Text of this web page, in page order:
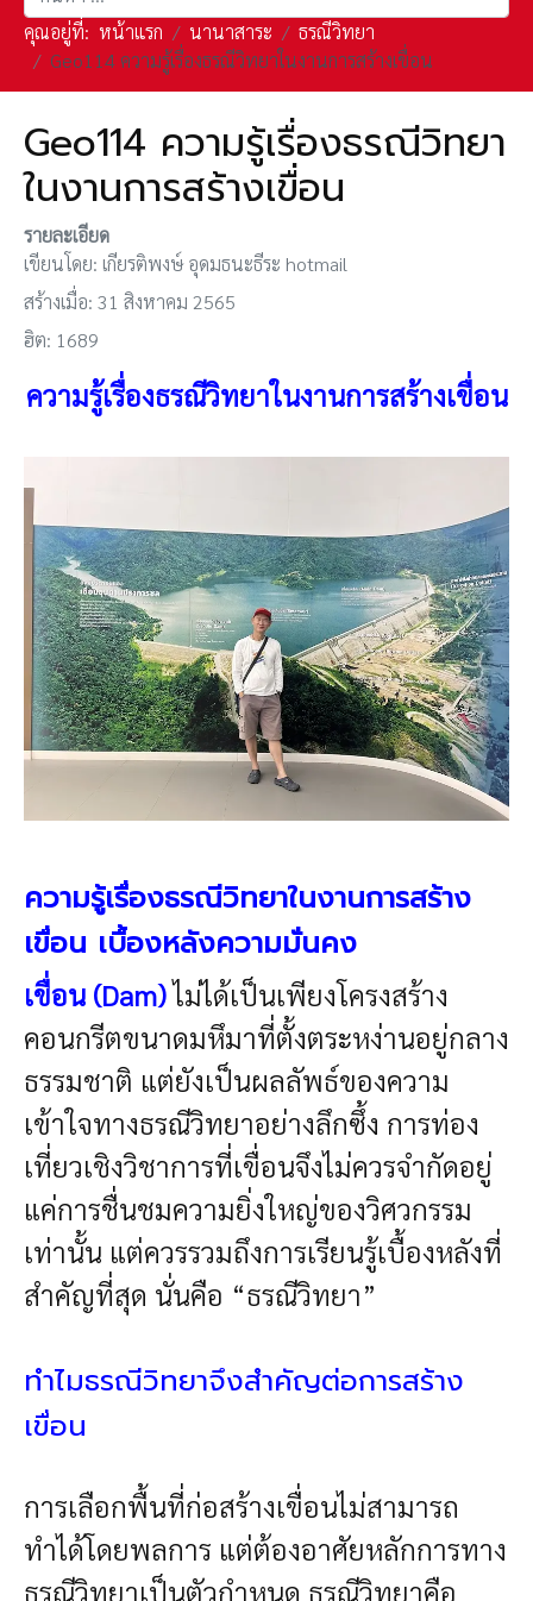
คุณอยู่ที่: หน้าแรก นานาสาระ
ธรณีวิทยา
Geo114 ความรู้เรื่องธรณีวิทยาในงานการสร้างเขื่อน
Geo114 ความรู้เรื่องธรณีวิทยา
ในงานการสร้างเขื่อน
รายละเอียด
เขียนโดย: เกียรติพงษ์ อุดมธนะธีระ hotmail
สร้างเมื่อ: 31 สิงหาคม 2565
ฮิต: 1689
ความรู้เรื่องธรณีวิทยาในงานการสร้างเขื่อน
ความรู้เรื่องธรณีวิทยาในงานการสร้าง
เขื่อน เบื้องหลังความมั่นคง
เขื่อน (Dam)ไม่ได้เป็นเพียงโครงสร้าง
คอนกรีตขนาดมหึมาที่ตั้งตระหง่านอยู่กลาง
ธรรมชาติ แต่ยังเป็นผลลัพธ์ของความ
เข้าใจทางธรณีวิทยาอย่างลึกซึ้ง การท่อง
เที่ยวเชิงวิชาการที่เขื่อนจึงไม่ควรจำกัดอยู่
แค่การชื่นชมความยิ่งใหญ่ของวิศวกรรม
เท่านั้น แต่ควรรวมถึงการเรียนรู้เบื้องหลังที่
สำคัญที่สุด นั่นคือ “ธรณีวิทยา”
ทำไมธรณีวิทยาจึงสำคัญต่อการสร้าง
เขื่อน
การเลือกพื้นที่ก่อสร้างเขื่อนไม่สามารถ
ทำได้โดยพลการ แต่ต้องอาศัยหลักการทาง
ธรณีวิทยาเป็นตัวกำหนด ธรณีวิทยาคือ